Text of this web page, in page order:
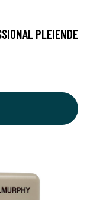
PLEIENDE